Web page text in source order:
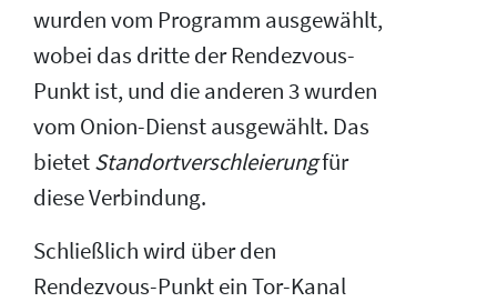
wurden vom Programm ausgewählt,
wobei das dritte der Rendezvous-
Punkt ist, und die anderen 3 wurden
vom Onion-Dienst ausgewählt. Das
bietetStandortverschleierungfür
diese Verbindung.
Schließlich wird über den
Rendezvous-Punkt ein Tor-Kanal